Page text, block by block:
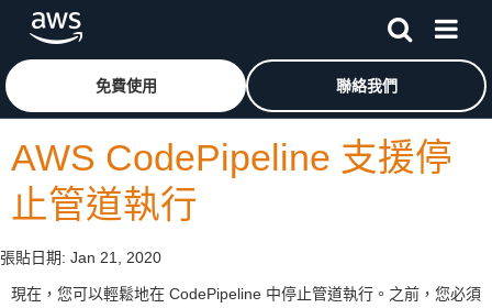
跳至主要內容按一下這裡可返回 Amazon Web Services 首頁
免費使用 聯絡我們
AWS CodePipeline 支援停
止管道執行
張貼日期: Jan 21, 2020
現在，您可以輕鬆地在 CodePipeline 中停止管道執行。之前，您必須